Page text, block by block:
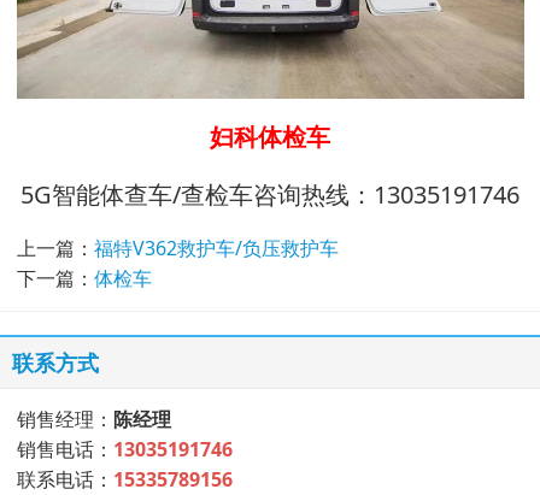
妇科体检车
5G智能体查车/查检车咨询热线：13035191746
上一篇： 福特V362救护车/负压救护车
下一篇： 体检车
联系方式
销售经理： 陈经理
销售电话： 13035191746
联系电话： 15335789156